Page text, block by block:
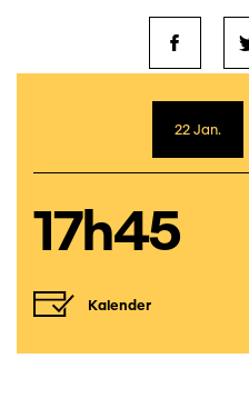
22 Jan.
17h45
Kalender